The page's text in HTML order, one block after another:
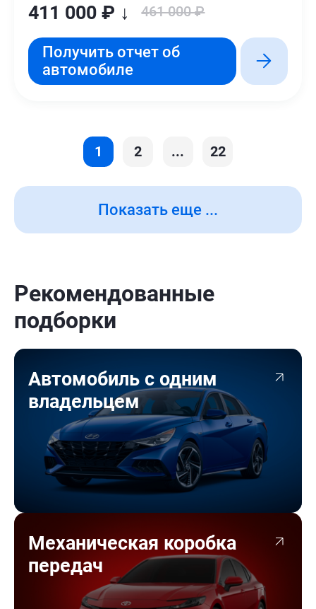
411 000 ₽ ↓ 461 000 ₽
Получить отчет об
автомобиле
Показать еще ...
1 2 ... 22
Рекомендованные
подборки
Автомобиль с одним
владельцем
Механическая коробка
передач